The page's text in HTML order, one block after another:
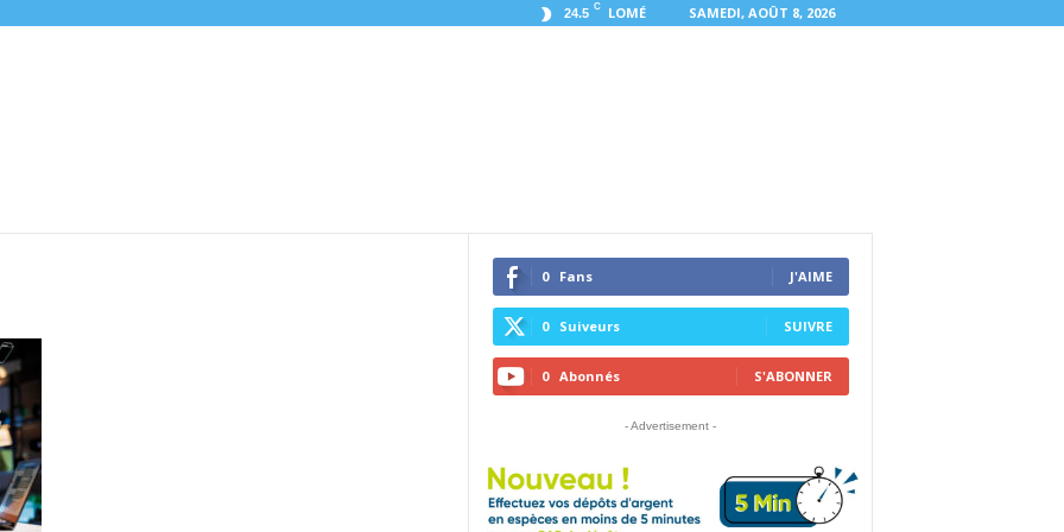
24.5 C LOMÉ SAMEDI, AOÛT 8, 2026
0 Fans J'AIME
0 Suiveurs SUIVRE
0 Abonnés S'ABONNER
- Advertisement -